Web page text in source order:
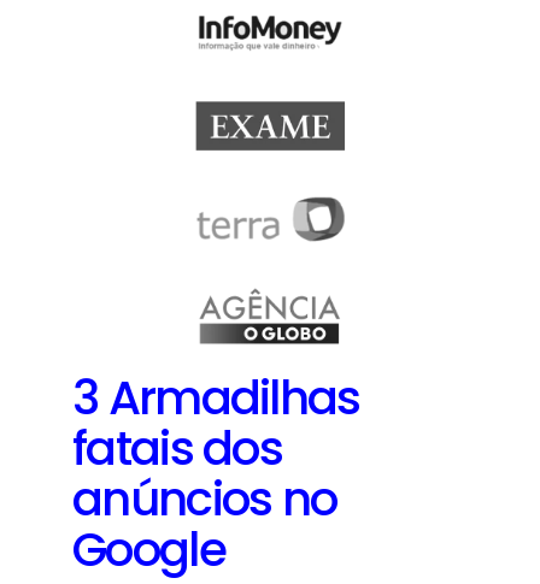
3 Armadilhas
fatais dos
anúncios no
Google